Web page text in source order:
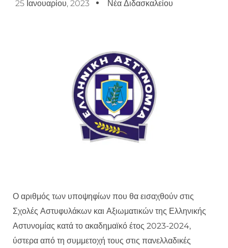
25 Ιανουαρίου, 2023 Νέα Διδασκαλείου
Ο αριθμός των υποψηφίων που θα εισαχθούν στις
Σχολές Αστυφυλάκων και Αξιωματικών της Ελληνικής
Αστυνομίας κατά το ακαδημαϊκό έτος 2023-2024,
ύστερα από τη συμμετοχή τους στις πανελλαδικές